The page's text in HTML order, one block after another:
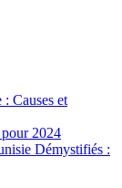
Causes et
2024
Démystifiés :